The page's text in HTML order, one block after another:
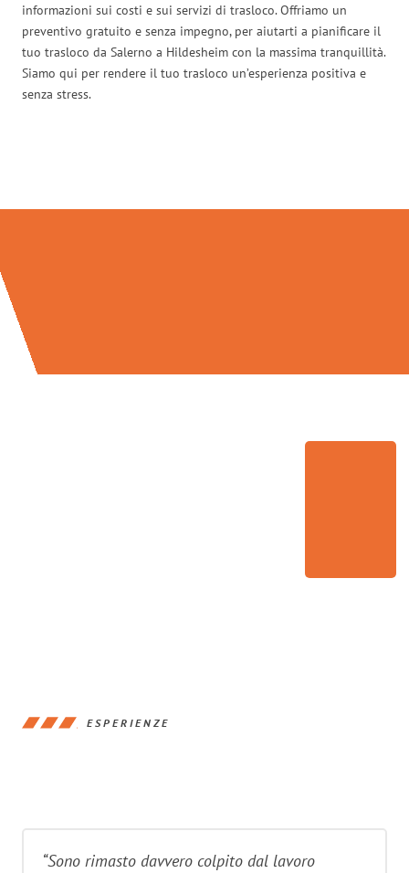
informazioni sui costi e sui servizi di trasloco. Offriamo un
preventivo gratuito e senza impegno, per aiutarti a pianificare il
tuo trasloco da Salerno a Hildesheim con la massima tranquillità.
Siamo qui per rendere il tuo trasloco un’esperienza positiva e
senza stress.
ESPERIENZE
“Sono rimasto davvero colpito dal lavoro